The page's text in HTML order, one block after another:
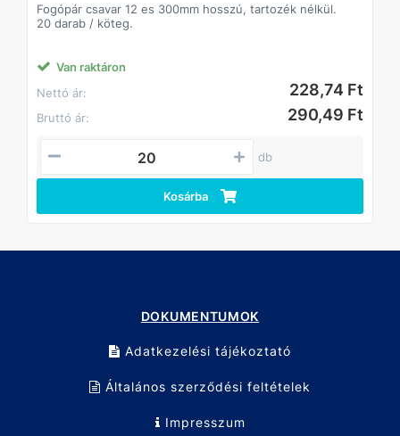
Fogópár csavar 12 es 300mm hosszú, tartozék nélkül.
20 darab / köteg.
Van raktáron
Nettó ár:
228,74 Ft
Bruttó ár: 290,49 Ft
db
Kosárba
DOKUMENTUMOK
Adatkezelési tájékoztató
Általános szerződési feltételek
Impresszum